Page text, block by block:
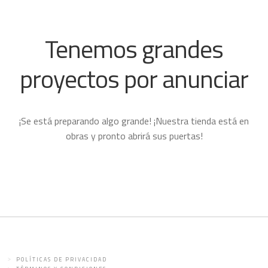
Tenemos grandes
proyectos por anunciar
¡Se está preparando algo grande! ¡Nuestra tienda está en
obras y pronto abrirá sus puertas!
POLÍTICAS DE PRIVACIDAD